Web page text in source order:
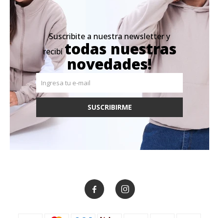
Suscribite a nuestra newsletter y
recibítodas nuestras
novedades!
SUSCRIBIRME
 